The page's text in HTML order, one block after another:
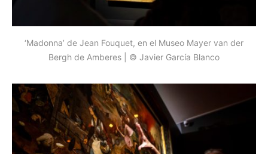
‘Madonna’ de Jean Fouquet, en el Museo Mayer van der
Bergh de Amberes | © Javier García Blanco